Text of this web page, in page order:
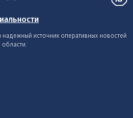
источник оперативных новостей